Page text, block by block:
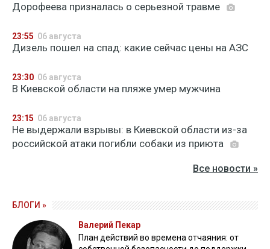
Дорофеева призналась о серьезной травме
23:55 06 августа
Дизель пошел на спад: какие сейчас цены на АЗС
23:30 06 августа
В Киевской области на пляже умер мужчина
23:15 06 августа
Не выдержали взрывы: в Киевской области из-за
российской атаки погибли собаки из приюта
Все новости »
БЛОГИ »
Валерий Пекар
План действий во времена отчаяния: от